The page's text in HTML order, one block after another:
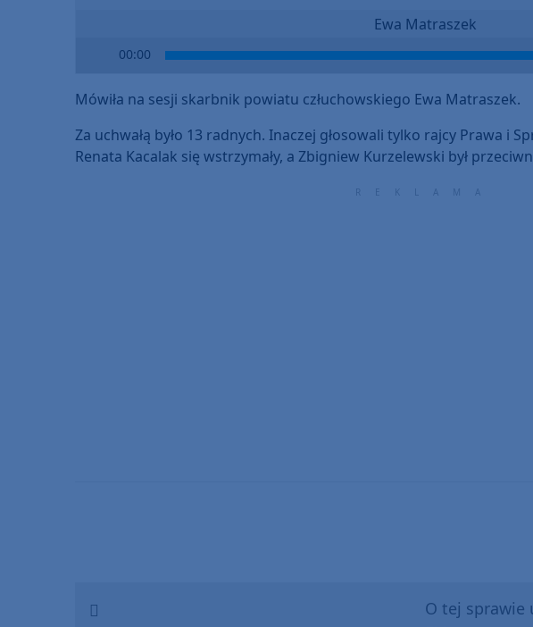
Ewa Matraszek
00:00
Mówiła na sesji skarbnik powiatu człuchowskiego Ewa Matraszek.
Za uchwałą było 13 radnych. Inaczej głosowali tylko rajcy Prawa i
Renata Kacalak się wstrzymały, a Zbigniew Kurzelewski był
O tej sprawie